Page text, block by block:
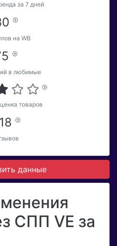
за 7 дней
на WB
в любимые
товаров
данные
СПП VE за